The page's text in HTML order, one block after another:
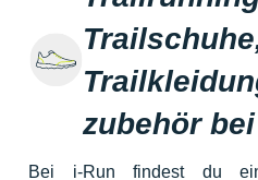
zubehör
Bei i-Run findest du